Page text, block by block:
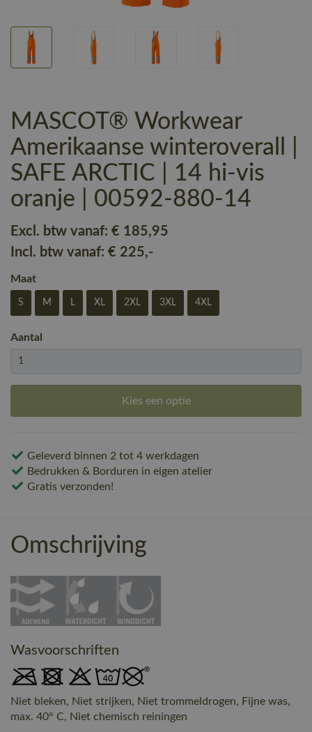
MASCOT® Workwear
Amerikaanse winteroverall |
SAFE ARCTIC | 14 hi-vis
oranje | 00592-880-14
Excl. btw vanaf: € 185,95
Incl. btw vanaf: € 225,-
Maat
S M L XL 2XL 3XL 4XL
Aantal
Kies een optie
Geleverd binnen 2 tot 4 werkdagen
Bedrukken & Borduren in eigen atelier
Gratis verzonden!
Omschrijving
Wasvoorschriften
Niet bleken, Niet strijken, Niet trommeldrogen, Fijne was,
max. 40° C, Niet chemisch reiningen